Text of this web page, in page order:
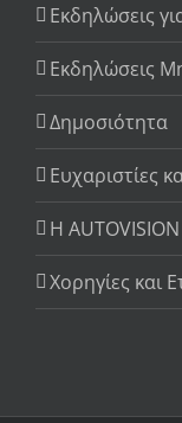
Εκδηλώσεις
Εκδηλώσεις
Δημοσιότητα
Ευχαριστίες
Η
Χορηγίες και